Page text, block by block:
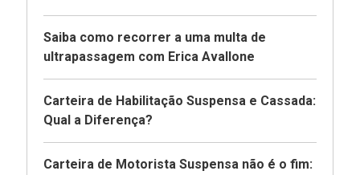
Saiba como recorrer a uma multa de
ultrapassagem com Erica Avallone
Carteira de Habilitação Suspensa e Cassada:
Qual a Diferença?
Carteira de Motorista Suspensa não é o fim: